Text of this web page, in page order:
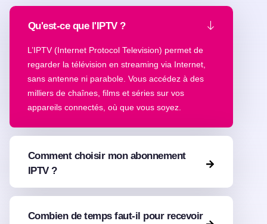
Qu'est-ce que l'IPTV ?
L’IPTV (Internet Protocol Television) permet de
regarder la télévision en streaming via Internet,
sans antenne ni parabole. Vous accédez à des
milliers de chaînes, films et séries sur vos
appareils connectés, où que vous soyez.
Comment choisir mon abonnement
IPTV ?
Combien de temps faut-il pour recevoir